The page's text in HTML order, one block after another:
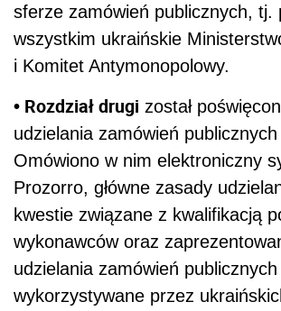
sferze zamówień publicznych, tj.
wszystkim ukraińskie
i Komitet Antymonopolowy.
• Rozdział drugi został
udzielania zamówień
Omówiono w nim elektroniczny
Prozorro, główne zasady
kwestie związane z kwalifikacją
wykonawców oraz
udzielania zamówień publicznych
wykorzystywane przez